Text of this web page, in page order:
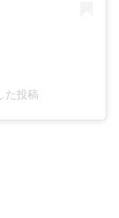
た投稿